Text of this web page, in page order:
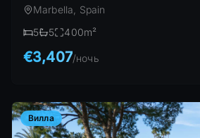
Marbella, Spain
5
5 400m²
€3,407/ночь
Вилла